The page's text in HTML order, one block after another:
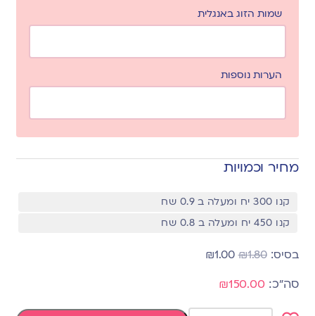
שמות הזוג באנגלית
הערות נוספות
מחיר וכמויות
קנו 300 יח ומעלה ב 0.9 שח
קנו 450 יח ומעלה ב 0.8 שח
₪1.80
₪1.00
₪150.00